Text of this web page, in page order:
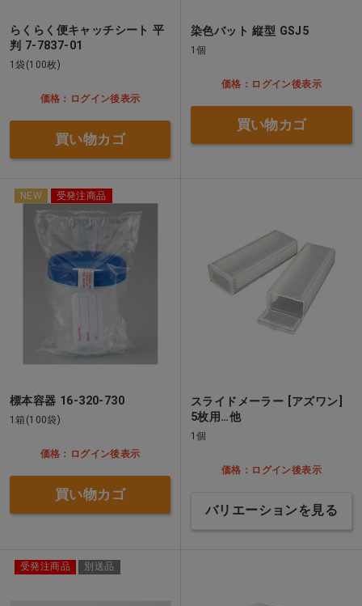
らくらく便キャッチシート 平
判 7-7837-01
1袋(100枚)
価格：ログイン後表示
買い物カゴ
染色バット 縦型 GSJ5
1個
価格：ログイン後表示
買い物カゴ
NEW 受発注商品
標本容器 16-320-730
1箱(100袋)
価格：ログイン後表示
買い物カゴ
スライドメーラー [アズワン]
5枚用…他
1個
価格：ログイン後表示
バリエーションを見る
受発注商品 別送品